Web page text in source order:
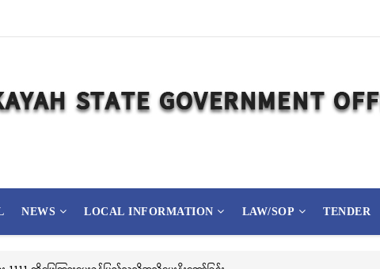
NEWS LOCAL INFORMATION LAW/SOP TENDER